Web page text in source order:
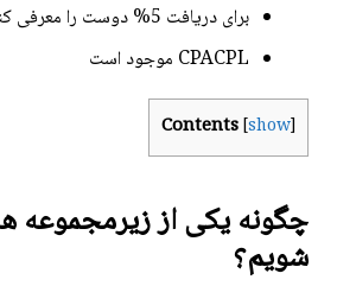
برای دریافت 5% دوست را معرفی کنید
CPACPL موجود است
Contents[show]
شویم؟